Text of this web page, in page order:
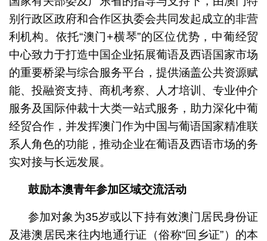
别行政区政府和合作区执委会共同发起成立的非营
利机构。依托“澳门+横琴”的区位优势，中葡经贸
中心致力于打造中国企业拓展葡语及西语国家市场
的重要桥梁与综合服务平台，提供涵盖公共资源赋
能、投融资支持、商机考察、人才培训、专业仲介
服务及国际仲裁十大类一站式服务，助力深化中葡
经贸合作，并发挥澳门作为中国与葡语国家精准联
系人角色的功能，推动企业在葡语及西语市场的务
实对接与长远发展。
鼓励本澳青年参加区域交流活动
参加对象为35岁或以下持有效澳门居民身份证
及港澳居民来往内地通行证（俗称“回乡证”）的本